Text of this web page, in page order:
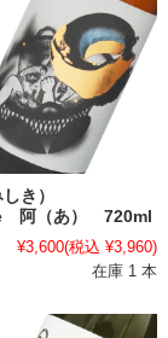
しき）
阿（あ） 720ml
¥3,600(税込 ¥3,960)
在庫 1 本